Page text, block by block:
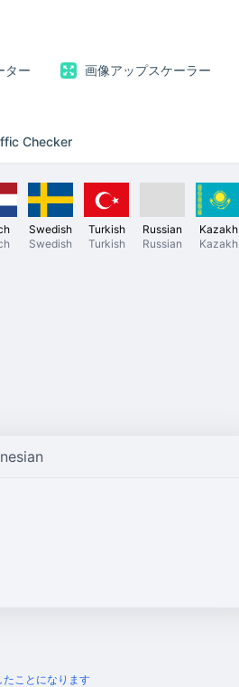
ター 画像アップスケーラー
Checker
Swedish
Swedish
Turkish
Turkish
Russian
Russian
Kazakh
Kazakh
ことになります